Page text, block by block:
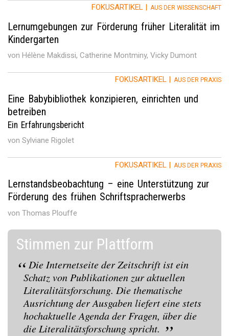
FOKUSARTIKEL | AUS DER WISSENSCHAFT
Lernumgebungen zur Förderung früher Literalität im
Kindergarten
von Hélène Makdissi, Catherine Montminy, Vicky Dumont
FOKUSARTIKEL | AUS DER PRAXIS
Eine Babybibliothek konzipieren, einrichten und
betreiben
Ein Erfahrungsbericht
von Sylviane Rigolet
FOKUSARTIKEL | AUS DER PRAXIS
Lernstandsbeobachtung – eine Unterstützung zur
Förderung des frühen Schriftspracherwerbs
von Thomas Plouffe
Stimmen zur Plattform
Die Internetseite der Zeitschrift ist ein
Schatz von Publikationen zur aktuellen
Literalitätsforschung. Die thematische
Ausrichtung der Ausgaben liefert eine stets
hochaktuelle Agenda der Fragen, über die
die Literalitätsforschung spricht.